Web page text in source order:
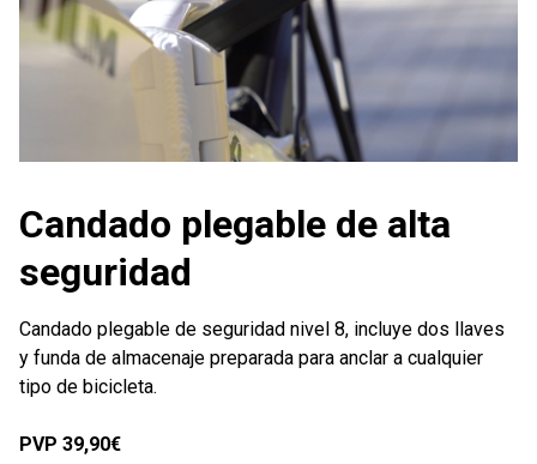
Candado plegable de alta
seguridad
Candado plegable de seguridad nivel 8, incluye dos llaves
y funda de almacenaje preparada para anclar a cualquier
tipo de bicicleta.
PVP 39,90€